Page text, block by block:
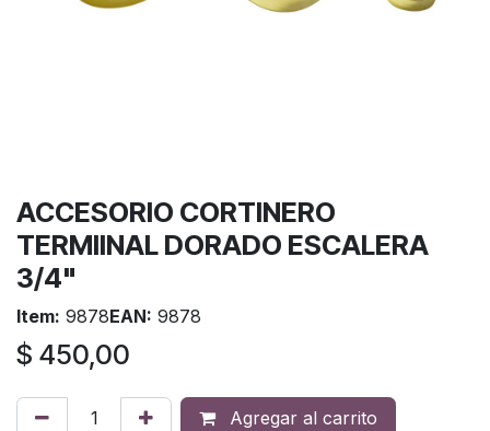
ACCESORIO CORTINERO
TERMIINAL DORADO ESCALERA
3/4"
Item: 9878EAN: 9878
$ 450,00
Agregar al carrito